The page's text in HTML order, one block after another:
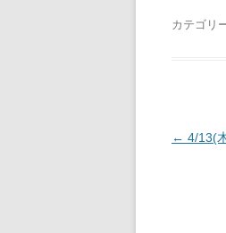
カテゴリ
投
← 4/13(